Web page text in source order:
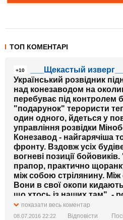
ТОП КОМЕНТАРІ
+10
___Щекастый
Український розвідник
над конезаводом на
перебуває під контролем
"подарунок" терористи
один одного, йдеться у
управління розвідки
Конезавод - найгарячіша
фронту. Вздовж усіх
вогневі позиції
прапор, практично
між собою стрілянину.
Вони в свої окопи
що хтось із наших там", -
який підняв прапор.
[Зображення недоступне]
показати весь коментар
08.07.2016 22:22 Відповісти